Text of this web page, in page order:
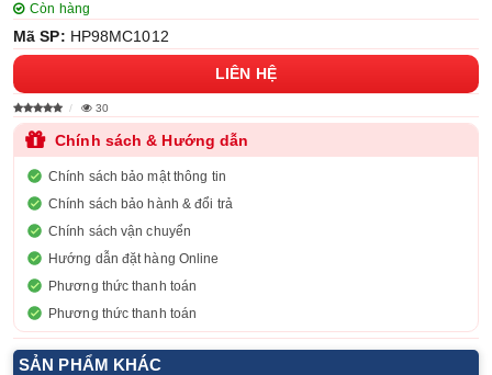
Còn hàng
Mã SP: HP98MC1012
LIÊN HỆ
30
Chính sách & Hướng dẫn
Chính sách bảo mật thông tin
Chính sách bảo hành & đổi trả
Chính sách vận chuyển
Hướng dẫn đặt hàng Online
Phương thức thanh toán
Phương thức thanh toán
SẢN PHẨM KHÁC